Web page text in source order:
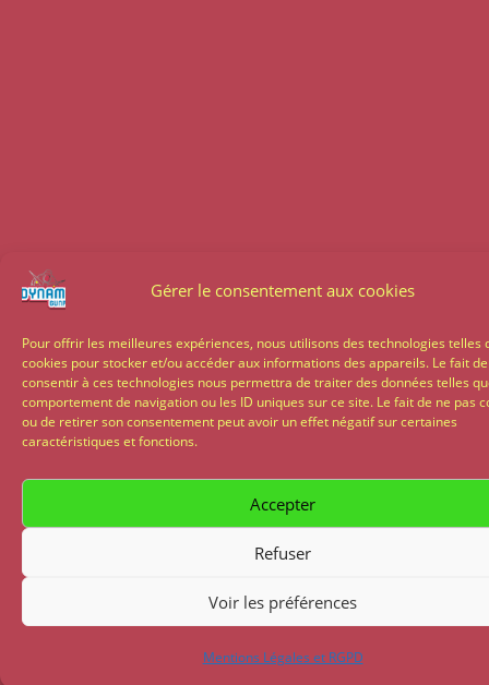
Gérer le consentement aux cookies
Pour offrir les meilleures expériences, nous utilisons des technologies telles
cookies pour stocker et/ou accéder aux informations des appareils. Le fait de
consentir à ces technologies nous permettra de traiter des données telles
comportement de navigation ou les ID uniques sur ce site. Le fait de ne pas
ou de retirer son consentement peut avoir un effet négatif sur certaines
caractéristiques et fonctions.
Accepter
Refuser
Voir les préférences
Mentions Légales et RGPD